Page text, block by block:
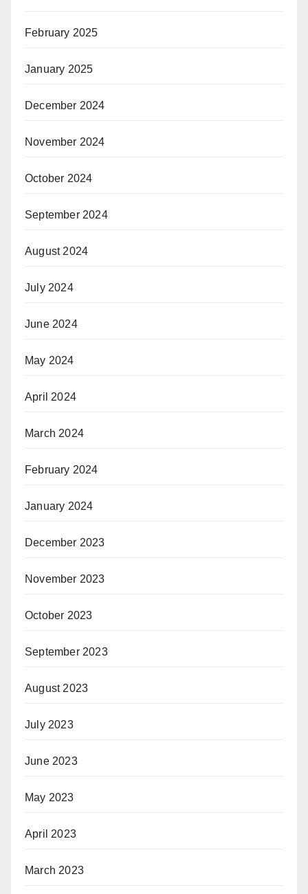
February 2025
January 2025
December 2024
November 2024
October 2024
September 2024
August 2024
July 2024
June 2024
May 2024
April 2024
March 2024
February 2024
January 2024
December 2023
November 2023
October 2023
September 2023
August 2023
July 2023
June 2023
May 2023
April 2023
March 2023